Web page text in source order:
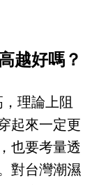
越好嗎？
理論上阻
起來一定更
也要考量透
對台灣潮濕